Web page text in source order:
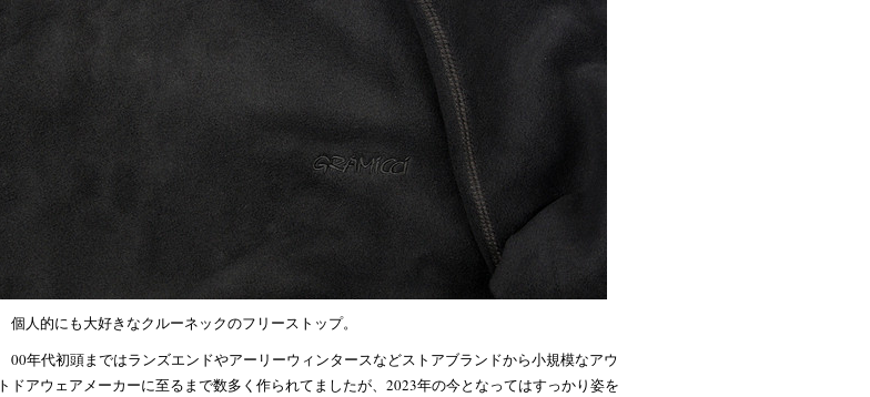
個人的にも大好きなクルーネックのフリーストップ。
00年代初頭まではランズエンドやアーリーウィンタースなどストアブランドから小規模なアウ
トドアウェアメーカーに至るまで数多く作られてましたが、2023年の今となってはすっかり姿を